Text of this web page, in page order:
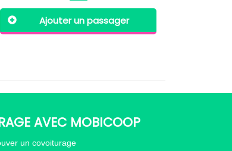
Ajouter un passager
AVEC MOBICOOP
un covoiturage